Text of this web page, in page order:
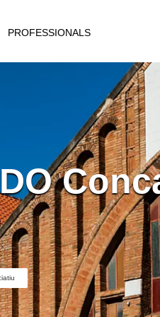
PROFESSIONALS